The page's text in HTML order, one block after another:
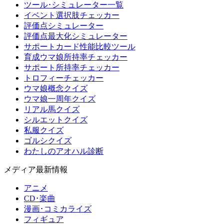
ツール･シミュレーター一覧
イベント選択肢チェッカー
評価点シミュレーター
評価点最大化シミュレーター
サポートカード性能比較ツール
育成ウマ娘所持率チェッカー
サポート所持率チェッカー
トロフィーチェッカー
ウマ娘概念クイズ
ウマ娘一周年クイズ
リアル馬クイズ
シルエットクイズ
私服クイズ
ゴルシクイズ
わたしのアオハル診断
メディア最新情報
アニメ
CD･楽曲
漫画･コミカライズ
フィギュア